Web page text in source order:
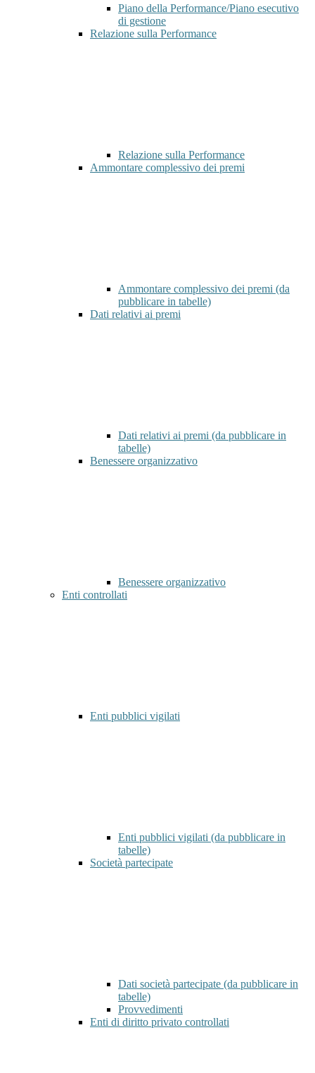
Piano della Performance/Piano esecutivo
di gestione
Relazione sulla Performance
Relazione sulla Performance
Ammontare complessivo dei premi
Ammontare complessivo dei premi (da
pubblicare in tabelle)
Dati relativi ai premi
Dati relativi ai premi (da pubblicare in
tabelle)
Benessere organizzativo
Benessere organizzativo
Enti controllati
Enti pubblici vigilati
Enti pubblici vigilati (da pubblicare in
tabelle)
Società partecipate
Dati società partecipate (da pubblicare in
tabelle)
Provvedimenti
Enti di diritto privato controllati